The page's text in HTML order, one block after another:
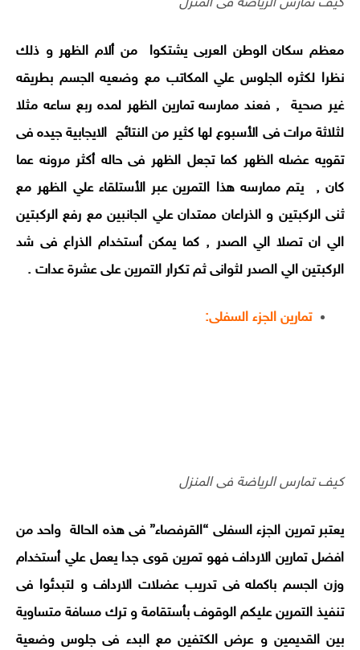
كيف تمارس الرياضة فى المنزل
معظم سكان الوطن العربى يشتكوا من ألام الظهر و ذلك
نظرا لكثره الجلوس علي المكاتب مع وضعيه الجسم بطريقه
غير صحية , فعند ممارسه تمارين الظهر لمده ربع ساعه مثلا
لثلاثة مرات فى الأسبوع لها كثير من النتائج الايجابية جيده فى
تقويه عضله الظهر كما تجعل الظهر فى حاله أكثر مرونه عما
كان , يتم ممارسه هذا التمرين عبر الأستلقاء علي الظهر مع
ثنى الركبتين و الذراعان ممتدان علي الجانبين مع رفع الركبتين
الي ان تصلا الي الصدر , كما يمكن أستخدام الذراع فى شد
الركبتين الي الصدر لثوانى ثم تكرار التمرين على عشرة عدات .
تمارين الجزء السفلى:
كيف تمارس الرياضة فى المنزل
يعتبر تمرين الجزء السفلى “القرفصاء” فى هذه الحالة واحد من
افضل تمارين الارداف فهو تمرين قوى جدا يعمل علي أستخدام
وزن الجسم باكمله فى تدريب عضلات الارداف و لتبدئوا فى
تنفيذ التمرين عليكم الوقوف بأستقامة و ترك مسافة متساوية
بين القديمين و عرض الكتفين مع البدء فى جلوس وضعية